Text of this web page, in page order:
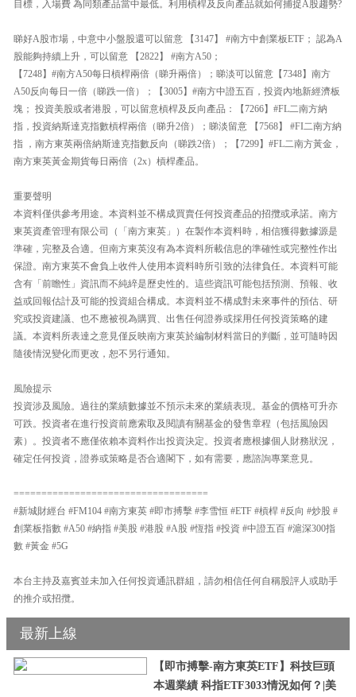
目標，入場費 為同類產品當中最低。利用槓桿及反向產品就如何捕捉A股趨勢?
睇好A股市場，中意中小盤股還可以留意 【3147】 #南方中創業板ETF； 認為A
股能夠持續上升，可以留意 【2822】 #南方A50；
【7248】#南方A50每日槓桿兩倍（睇升兩倍）；睇淡可以留意【7348】南方
A50反向每日一倍（睇跌一倍）；【3005】#南方中證五百，投資內地新經濟板
塊； 投資美股或者港股，可以留意槓桿及反向產品：【7266】#FL二南方納
指，投資納斯達克指數槓桿兩倍（睇升2倍）；睇淡留意 【7568】 #FI二南方納
指 ，南方東英兩倍納斯達克指數反向（睇跌2倍）；【7299】#FL二南方黃金，
南方東英黃金期貨每日兩倍（2x）槓桿產品。
重要聲明
本資料僅供參考用途。本資料並不構成買賣任何投資產品的招攬或承諾。南方
東英資產管理有限公司（「南方東英」）在製作本資料時，相信獲得數據源是
準確，完整及合適。但南方東英沒有為本資料所載信息的準確性或完整性作出
保證。南方東英不會負上收件人使用本資料時所引致的法律負任。本資料可能
含有「前瞻性」資訊而不純綷是歷史性的。這些資訊可能包括預測、預報、收
益或回報估計及可能的投資組合構成。本資料並不構成對未來事件的預估、研
究或投資建議、也不應被視為購買、出售任何證券或採用任何投資策略的建
議。本資料所表達之意見僅反映南方東英於編制材料當日的判斷，並可隨時因
隨後情況變化而更改，恕不另行通知。
風險提示
投資涉及風險。過往的業績數據並不預示未來的業績表現。基金的價格可升亦
可跌。投資者在進行投資前應索取及閱讀有關基金的發售章程（包括風險因
素）。投資者不應僅依賴本資料作出投資決定。投資者應根據個人財務狀況，
確定任何投資，證券或策略是否合適閣下，如有需要，應諮詢專業意見。
===================================
#新城財經台 #FM104 #南方東英 #即市搏擊 #李雪恒 #ETF #槓桿 #反向 #炒股 #
創業板指數 #A50 #納指 #美股 #港股 #A股 #恆指 #投資 #中證五百 #滬深300指
數 #黃金 #5G
本台主持及嘉賓並未加入任何投資通訊群組，請勿相信任何自稱股評人或助手
的推介或招攬。
最新上線
【即市搏擊-南方東英ETF】科技巨頭
本週業績 科指ETF3033情況如何？|美